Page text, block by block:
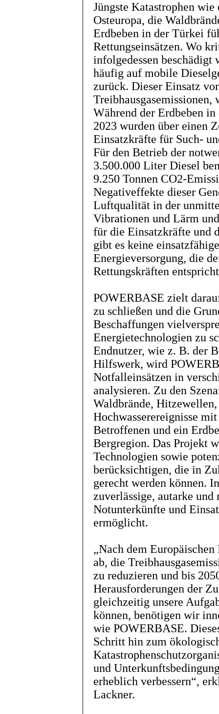
Jüngste Katastrophen
Osteuropa, die
Erdbeben in der Türkei
Rettungseinsätzen. Wo
infolgedessen
häufig auf mobile
zurück. Dieser Einsatz
Während der Erdbeben
2023 wurden über einen
Einsatzkräfte für Such-
Für den Betrieb der
3.500.000 Liter Diesel
9.250 Tonnen CO2-
Negativeffekte dieser
Luftqualität in der
Vibrationen und Lärm
für die Einsatzkräfte und
gibt es keine
Energieversorgung, die
Rettungskräften
POWERBASE zielt
zu schließen und die
Beschaffungen
Energietechnologien zu
Endnutzer, wie z. B. der
Hilfswerk, wird
Notfalleinsätzen in
analysieren. Zu den
Waldbrände,
Hochwasserereignisse
Betroffenen und ein
Bergregion. Das Projekt
Technologien sowie
berücksichtigen, die in
gerecht werden können.
zuverlässige, autarke
Notunterkünfte und
ermöglicht.
„Nach dem
ab, die
zu reduzieren und bis
Herausforderungen der
gleichzeitig unsere
können, benötigen wir
wie POWERBASE.
Schritt hin zum
und
erheblich verbessern“,
Lackner.